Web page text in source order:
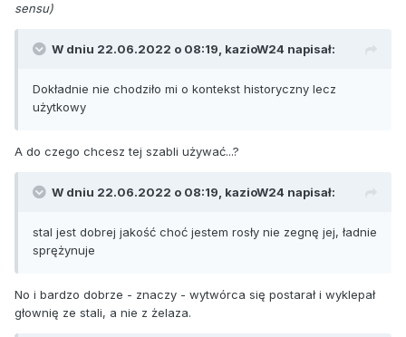
sensu)
W dniu 22.06.2022 o 08:19, kazioW24 napisał:
Dokładnie nie chodziło mi o kontekst historyczny lecz
użytkowy
A do czego chcesz tej szabli używać...?
W dniu 22.06.2022 o 08:19, kazioW24 napisał:
stal jest dobrej jakość choć jestem rosły nie zegnę jej, ładnie
sprężynuje
No i bardzo dobrze - znaczy - wytwórca się postarał i wyklepał
głownię ze stali, a nie z żelaza.